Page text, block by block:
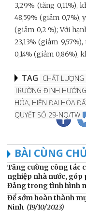
3,29% (tăng 0,11%),
48,59% (giảm 0,7%),
(giảm 0,2 %); Với
23,13% (giảm
0,14% (giảm 0,86%),
TAG CHẤT
TRƯỜNG ĐỊNH
HÓA, HIỆN ĐẠI HÓA
QUYẾT SỐ 29-NQ/TW
BÀI CÙNG
Tăng cường công tác
nghiệp nhà nước, góp
Đảng trong tình hình
Để sớm hoàn thành
Ninh (19/10/2023)